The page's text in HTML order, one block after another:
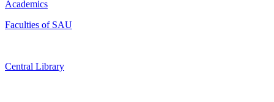
Academics
Faculties of SAU
Central Library